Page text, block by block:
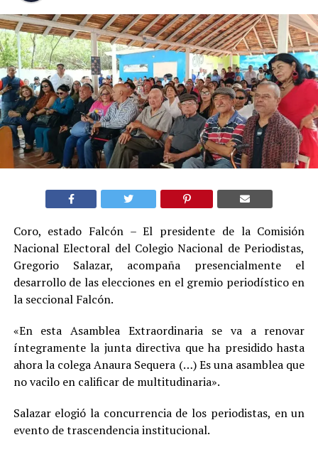
Coro, estado Falcón – El presidente de la Comisión
Nacional Electoral del Colegio Nacional de Periodistas,
Gregorio Salazar, acompaña presencialmente el
desarrollo de las elecciones en el gremio periodístico en
la seccional Falcón.
«En esta Asamblea Extraordinaria se va a renovar
íntegramente la junta directiva que ha presidido hasta
ahora la colega Anaura Sequera (…) Es una asamblea que
no vacilo en calificar de multitudinaria».
Salazar elogió la concurrencia de los periodistas, en un
evento de trascendencia institucional.